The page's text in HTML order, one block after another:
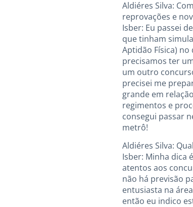
Aldiéres Silva:
reprovações e
Isber: Eu passei
que tinham
Aptidão Física)
precisamos ter
um outro
precisei me
grande em
regimentos e
consegui passar
metrô!
Aldiéres Silva:
Isber: Minha dica
atentos aos
não há previsão
entusiasta na
então eu indico